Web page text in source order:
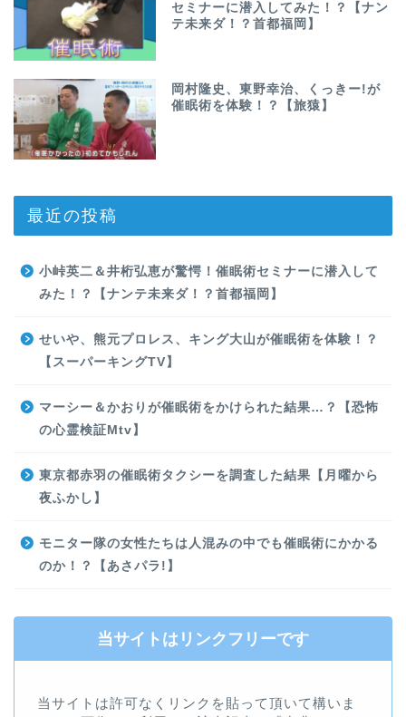
セミナーに潜入してみた！？【ナン
テ未来ダ！？首都福岡】
岡村隆史、東野幸治、くっきー!が
催眠術を体験！？【旅猿】
最近の投稿
小峠英二＆井桁弘恵が驚愕！催眠術セミナーに潜入して
みた！？【ナンテ未来ダ！？首都福岡】
せいや、熊元プロレス、キング大山が催眠術を体験！？
【スーパーキングTV】
マーシー＆かおりが催眠術をかけられた結果…？【恐怖
の心霊検証Mtv】
東京都赤羽の催眠術タクシーを調査した結果【月曜から
夜ふかし】
モニター隊の女性たちは人混みの中でも催眠術にかかる
のか！？【あさパラ!】
当サイトはリンクフリーです
当サイトは許可なくリンクを貼って頂いて構いま